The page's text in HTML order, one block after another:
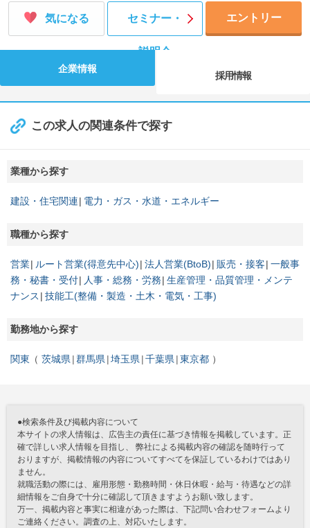
気になる セミナー・
説明会
エントリー
企業情報
採用情報
この求人の関連条件で探す
業種から探す
建設・住宅関連 電力・ガス・水道・エネルギー
職種から探す
営業 ルート営業(得意先中心) 法人営業(BtoB) 販売・接客 一般事
務・秘書・受付
人事・総務・労務 生産管理・品質管理・メンテ
ナンス
技能工(整備・製造・土木・電気・工事)
勤務地から探す
関東 茨城県 群馬県 埼玉県 千葉県 東京都
●検索条件及び掲載内容について
本サイトの求人情報は、広告主の責任に基づき情報を掲載しています。正
確で詳しい求人情報を目指し、 弊社による掲載内容の確認を随時行って
おりますが、掲載情報の内容についてすべてを保証しているわけではあり
ません。
就職活動の際には、雇用形態・勤務時間・休日休暇・給与・待遇などの詳
細情報をご自身で十分に確認して頂きますようお願い致します。
万一、掲載内容と事実に相違があった際は、下記問い合わせフォームより
ご連絡ください。調査の上、対応いたします。